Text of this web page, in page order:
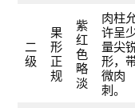
二
级
果
形
正
规
紫
红
色
略
淡
肉柱
许呈
量尖
形，
微肉
刺。